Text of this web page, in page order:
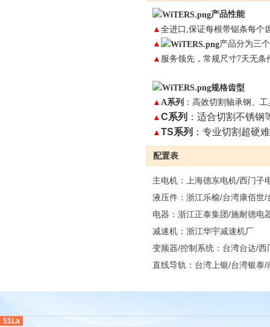
产品性能
▲ 全进口,保证每根带锯条每个
▲
产品分为三
▲ 服务领先，常规尺寸7天无条
规格齿型
▲ A系列 ： 高效切割轴承钢、
▲ C系列 ：适合切割不锈
▲ TS系列 ：专业切割超硬
配置表
主电机：上海德东电机/西门子
液压件：浙江乐榆/台湾康佰世/
电器：浙江正泰集团/施耐德电
减速机：浙江华宇减速机厂
变频器/控制系统：台湾台达/西
直线导轨：台湾上银/台湾银泰/
51La